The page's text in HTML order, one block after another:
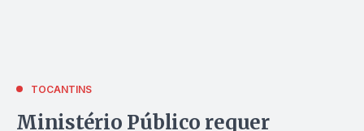
TOCANTINS
Ministério Público requer